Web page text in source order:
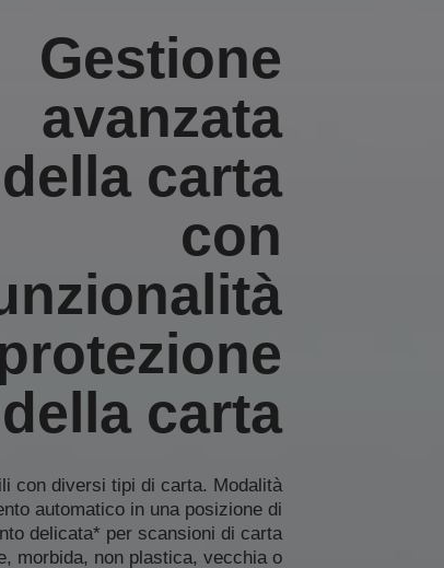
Gestione
avanzata
della carta
con
della carta
con diversi tipi di carta. Modalità
automatico in una posizione di
delicata* per scansioni di carta
morbida, non plastica, vecchia o